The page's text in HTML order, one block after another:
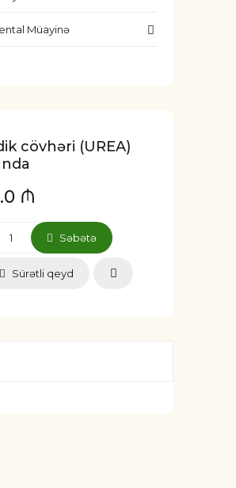
Müayinə
cövhəri (UREA)
₼
Səbətə
Sürətli qeyd